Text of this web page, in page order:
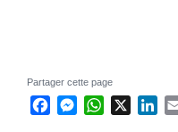
Partager cette page
FacebookMessenger
WhatsApp